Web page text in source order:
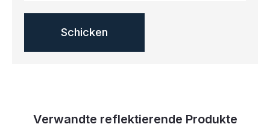
Verwandte reflektierende Produkte